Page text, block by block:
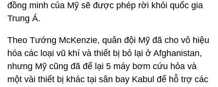
đồng minh của Mỹ sẽ được phép rời khỏi quốc gia
Trung Á.
Theo Tướng McKenzie, quân đội Mỹ đã cho vô hiệu
hóa các loại vũ khí và thiết bị bỏ lại ở Afghanistan,
nhưng Mỹ cũng đã để lại 5 máy bơm cứu hỏa và
một vài thiết bị khác tại sân bay Kabul để hỗ trợ các